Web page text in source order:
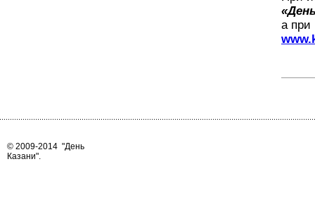
а при
© 2009-2014 "День
Казани".